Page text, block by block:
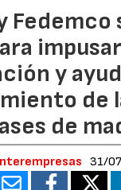
Fedemco
y
de
de
31/